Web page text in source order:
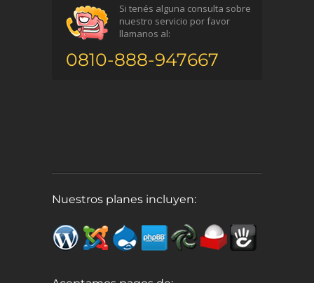
Si tenés alguna consulta sobre
nuestro servicio por favor
llamanos al:
0810-888-947667
Nuestros planes incluyen: